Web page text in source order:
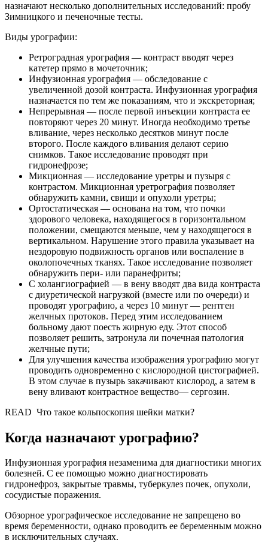
назначают несколько дополнительных исследований: пробу
Зимницкого и печеночные тесты.
Виды урографии:
Ретроградная урография — контраст вводят через
катетер прямо в мочеточник;
Инфузионная урография — обследование с
увеличенной дозой контраста. Инфузионная урография
назначается по тем же показаниям, что и экскреторная;
Непрерывная — после первой инъекции контраста ее
повторяют через 20 минут. Иногда необходимо третье
вливание, через несколько десятков минут после
второго. После каждого вливания делают серию
снимков. Такое исследование проводят при
гидронефрозе;
Микционная — исследование уретры и пузыря с
контрастом. Микционная уретрография позволяет
обнаружить камни, свищи и опухоли уретры;
Ортостатическая — основана на том, что почки
здорового человека, находящегося в горизонтальном
положении, смещаются меньше, чем у находящегося в
вертикальном. Нарушение этого правила указывает на
нездоровую подвижность органов или воспаление в
околопочечных тканях. Такое исследование позволяет
обнаружить пери- или паранефриты;
С холангиографией — в вену вводят два вида контраста
с диуретической нагрузкой (вместе или по очереди) и
проводят урографию, а через 10 минут — рентген
желчных протоков. Перед этим исследованием
больному дают поесть жирную еду. Этот способ
позволяет решить, затронула ли почечная патология
желчные пути;
Для улучшения качества изображения урографию могут
проводить одновременно с кислородной цистографией.
В этом случае в пузырь закачивают кислород, а затем в
вену вливают контрастное вещество— сергозин.
READ Что такое кольпоскопия шейки матки?
Когда назначают урографию?
Инфузионная урография незаменима для диагностики многих
болезней. С ее помощью можно диагностировать
гидронефроз, закрытые травмы, туберкулез почек, опухоли,
сосудистые поражения.
Обзорное урографическое исследование не запрещено во
время беременности, однако проводить ее беременным можно
в исключительных случаях.